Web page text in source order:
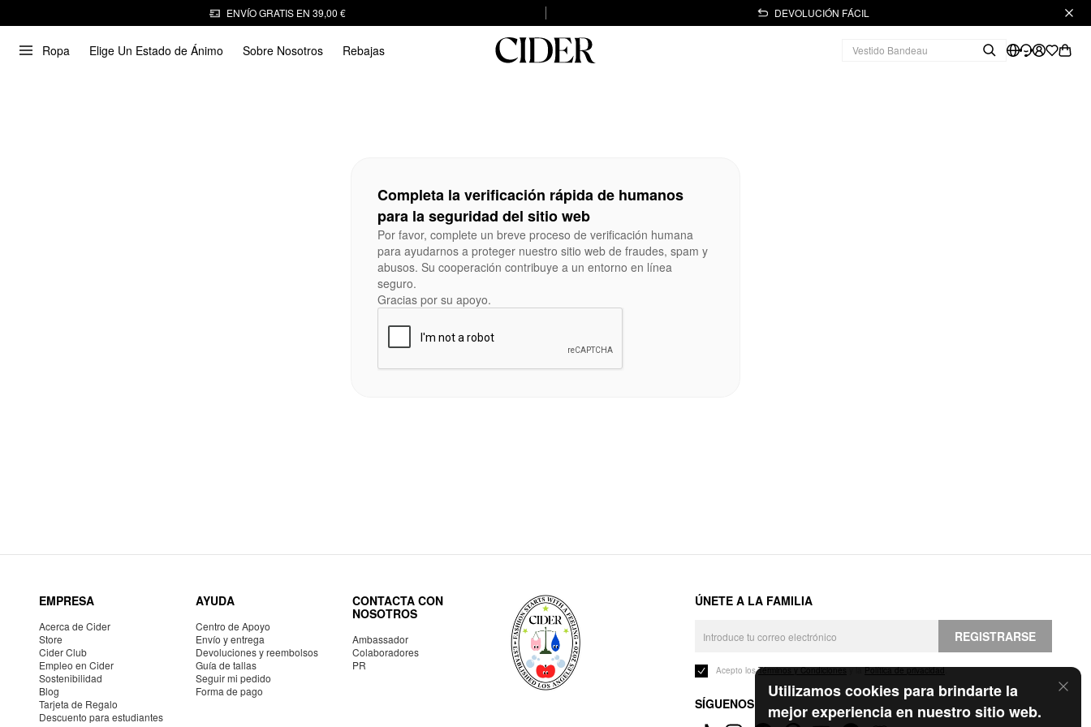
ENVÍO GRATIS EN 39,00 € DEVOLUCIÓN FÁCIL
Ropa Elige Un Estado de Ánimo Sobre Nosotros Rebajas
Utilizamos cookies para brindarte la
mejor experiencia en nuestro sitio web.
Completa la verificación rápida de humanos
para la seguridad del sitio web
Por favor, complete un breve proceso de verificación humana
para ayudarnos a proteger nuestro sitio web de fraudes, spam y
abusos. Su cooperación contribuye a un entorno en línea
seguro.
Gracias por su apoyo.
EMPRESA
Acerca de Cider
Store
Cider Club
Empleo en Cider
Sostenibilidad
Blog
Tarjeta de Regalo
Descuento para estudiantes
AYUDA
Centro de Apoyo
Envío y entrega
Devoluciones y reembolsos
Guía de tallas
Seguir mi pedido
Forma de pago
CONTACTA CON
NOSOTROS
Ambassador
Colaboradores
PR
ÚNETE A LA FAMILIA
REGISTRARSE
Acepto losTérminos y Condicionesy laPolítica de privacidad.
SÍGUENOS